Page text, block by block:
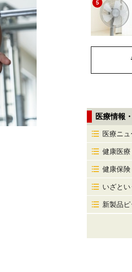
5
医療情報
医療ニュ
健康医
健康保
いざと
新製品